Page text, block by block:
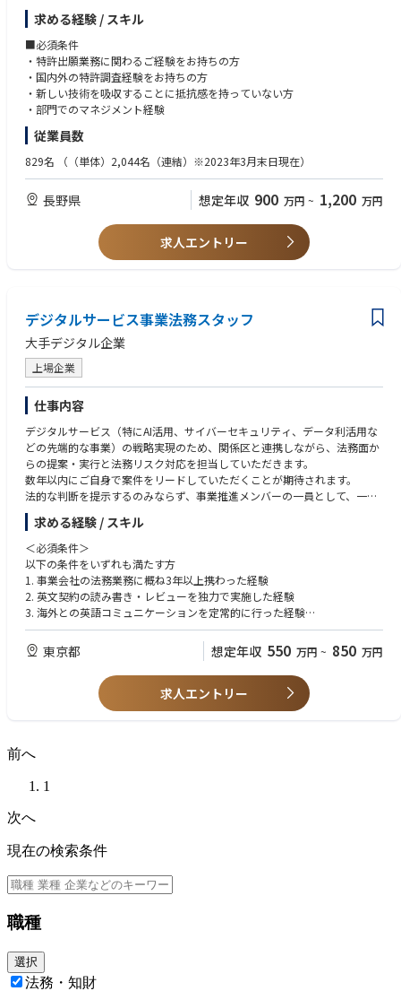
特許事務所やアウトソーシング企業と異なり、開発現場に足を運び、少し
でも特許としての可能性があるタネがないかを自分たちの目で探すことも
重要な仕事の一つです。
そこに『新しさと違い』を見出し、世界に展開させていく仕事をお願いし
たいと考えております。
また、現在当社では新技術ある『3Dプリンタ』『IoT』という分野に技術
新技術は特許取得に向けてのスピードや特許範囲が重要な生命線となりま
す。
その重要なポジションを私たちと一緒にになっていただき、活躍いただけ
・残業時間30時間程度/入社3年後定着率90％以上と良好な就業環境です。
求める経験 / スキル
■必須条件
・特許出願業務に関わるご経験をお持ちの方
・国内外の特許調査経験をお持ちの方
・新しい技術を吸収することに抵抗感を持っていない方
・部門でのマネジメント経験
従業員数
829名 （（単体）2,044名（連結）※2023年3月末日現在）
長野県 想定年収 900 万円 ~ 1,200 万円
求人エントリー
デジタルサービス事業法務スタッフ
大手デジタル企業
上場企業
仕事内容
デジタルサービス（特にAI活用、サイバーセキュリティ、データ利活用な
どの先端的な事業）の戦略実現のため、関係区と連携しながら、法務面か
らの提案・実行と法務リスク対応を担当していただきます。
数年以内にご自身で案件をリードしていただくことが期待されます。
法的な判断を提示するのみならず、事業推進メンバーの一員として、一緒
に課題に向き合い、事業を加速していくことが求められます。
■プロジェクト支援
・M&A/事業提携
・グローバルに展開する新規商材の立ち上げ など
デジタルサービス事業拡大のため、M&Aや事業提携を含め、グローバルな
事業展開を積極的に仕掛けており、法務としてプロジェクトに参画し、時
には上長の指示を得ながらリードしていただきます。
・契約書作成・審査（英文含む、1人あたり月10～20件対応）
・法務相談 など
通常の契約書の審査に加え、場合によってはメンバーの作成した契約書の
指導も行っていただきます。内容によっては上長の指示を受けながら緊急
性・機密性の高い契約にも携わっていただきます。
※会社の定める職務の範囲で今後変更となる可能性があります
タイミングや志向性により、様々なキャリアパスの可能性があります。本
てはマネージャー職へ転換する可能性もあります。
ント組織への異動
・取締役会室や監査室への異動
・海外関連会社への異動 等
＜アピールポイント＞
・ご本人の志向と適正により、様々なキャリパスの可能性がある。
・1人の裁量が大きく、上司の必要な支援を受けつつも、業務を自分で作
っていくことができる。
・ご自身でタイムマネジメントを行いながらフレキシブルに働くことがで
求める経験 / スキル
＜必須条件＞
以下の条件をいずれも満たす方
1. 事業会社の法務業務に概ね3年以上携わった経験
2. 英文契約の読み書き・レビューを独力で実施した経験
3. 海外との英語コミュニケーションを定常的に行った経験
＜歓迎条件＞
・新法対応または事業のアーリーステージに法務として携わった経験
・国内外のM&Aの経験（株式譲渡、株主間協定、会社分割、合併、合弁会
社設立など。PMIを含む）
・データビジネスまたはクラウドサービスに関する経験（アプリ利用規約
の作成や各国個人情報保護法・プライバシー法対応など）
・社内外の複数の関係者が関わるプロジェクトをリードした経験（グロー
・スペイン語、中国語等英語以外の語学力（ビジネスレベル）
・法務のプロフェッショナルでありながら、ビジネス推進する事業部の一
・関係者を巻き込みながら、自ら課題を発見し、提案し、解決のために必
・従来の考え方ややり方にとらわれず、新しいことに関心を持って取り組
・様々な文化や習慣の違いを理解し、相手の立場に立ってコミュニケーシ
ョンが取れる方
・これまで経験したことのないことでも物怖じせず、乗り越えようとする
マインドのある方
東京都 想定年収 550 万円 ~ 850 万円
求人エントリー
前へ
1
次へ
現在の検索条件
職種
選択
法務・知財